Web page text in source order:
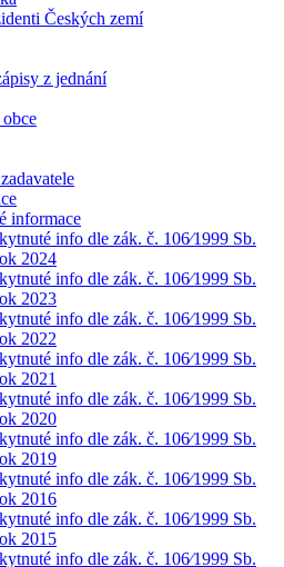
Českých zemí
z jednání
informace
info dle zák. č. 106⁄1999 Sb.
2024
info dle zák. č. 106⁄1999 Sb.
2023
info dle zák. č. 106⁄1999 Sb.
2022
info dle zák. č. 106⁄1999 Sb.
2021
info dle zák. č. 106⁄1999 Sb.
2020
info dle zák. č. 106⁄1999 Sb.
2019
info dle zák. č. 106⁄1999 Sb.
2016
info dle zák. č. 106⁄1999 Sb.
2015
info dle zák. č. 106⁄1999 Sb.